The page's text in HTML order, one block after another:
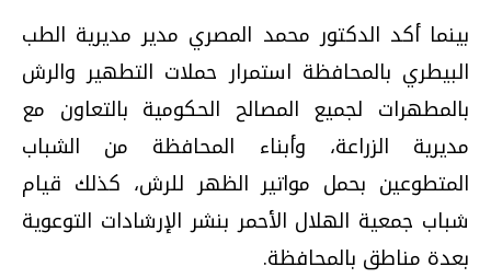
بينما أكد الدكتور محمد المصري مدير مديرية الطب
البيطري بالمحافظة استمرار حملات التطهير والرش
بالمطهرات لجميع المصالح الحكومية بالتعاون مع
مديرية الزراعة، وأبناء المحافظة من الشباب
المتطوعين بحمل مواتير الظهر للرش، كذلك قيام
شباب جمعية الهلال الأحمر بنشر الإرشادات التوعوية
بعدة مناطق بالمحافظة.